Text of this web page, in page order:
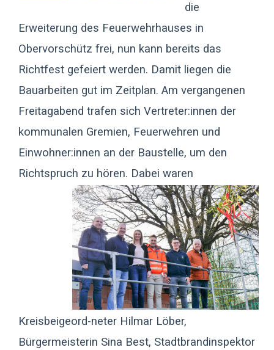
die
Erweiterung des Feuerwehrhauses in
Obervorschütz frei, nun kann bereits das
Richtfest gefeiert werden. Damit liegen die
Bauarbeiten gut im Zeitplan. Am vergangenen
Freitagabend trafen sich Vertreter:innen der
kommunalen Gremien, Feuerwehren und
Einwohner:innen an der Baustelle, um den
Richtspruch zu hören. Dabei waren
Kreisbeigeord-neter Hilmar Löber,
Bürgermeisterin Sina Best, Stadtbrandinspektor